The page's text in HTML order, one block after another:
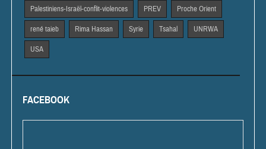
Palestiniens-Israël-conflit-violences PREV Proche Orient
rené taieb Rima Hassan Syrie Tsahal UNRWA
USA
FACEBOOK